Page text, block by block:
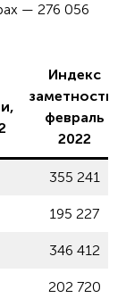
— 276 056
Индекс
заметности,
февраль
2022
355 241
195 227
346 412
202 720